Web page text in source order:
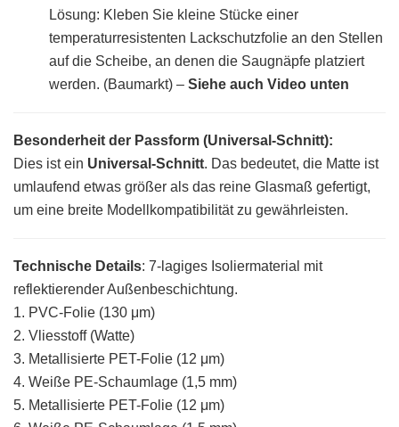
Lösung: Kleben Sie kleine Stücke einer
temperaturresistenten Lackschutzfolie an den Stellen
auf die Scheibe, an denen die Saugnäpfe platziert
werden. (Baumarkt) – Siehe auch Video unten
Besonderheit der Passform (Universal-Schnitt):
Dies ist ein Universal-Schnitt. Das bedeutet, die Matte ist
umlaufend etwas größer als das reine Glasmaß gefertigt,
um eine breite Modellkompatibilität zu gewährleisten.
Technische Details: 7-lagiges Isoliermaterial mit
reflektierender Außenbeschichtung.
1. PVC-Folie (130 μm)
2. Vliesstoff (Watte)
3. Metallisierte PET-Folie (12 μm)
4. Weiße PE-Schaumlage (1,5 mm)
5. Metallisierte PET-Folie (12 μm)